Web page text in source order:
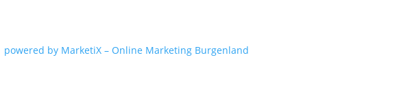
powered by MarketiX – Online Marketing Burgenland